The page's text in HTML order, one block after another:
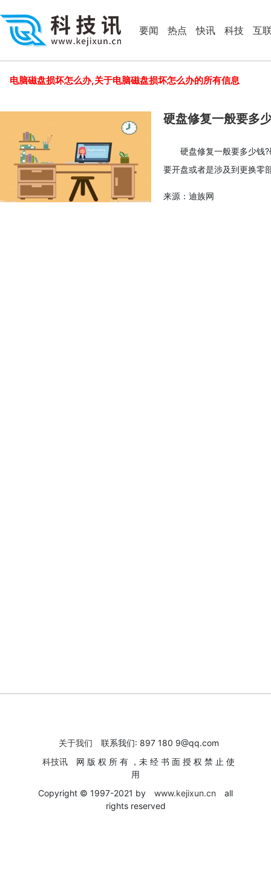
要闻 热点 快讯 科技 互
电脑磁盘损坏怎么办,关于电脑磁盘损坏怎么办的所有信息
硬盘修复一般要多
硬盘修复一般要多少钱
要开盘或者是涉及到更换零
来源：迪族网
关于我们
联系我们: 897 180 9@qq.com
科技讯
网 版 权 所 有 ，未 经 书 面 授 权 禁 止 使
用
Copyright © 1997-2021 by
www.kejixun.cn
all
rights reserved